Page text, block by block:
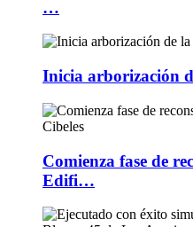
…
Inicia arborización
Comienza fase de
Edifi…